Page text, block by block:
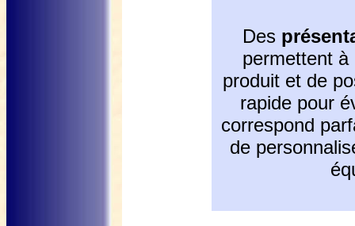
Des
permettent à
produit et de
rapide pour
correspond
de